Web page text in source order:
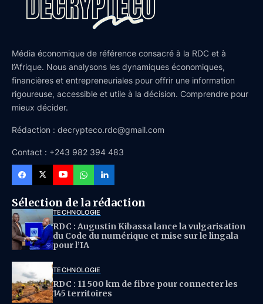
Média économique de référence consacré à la RDC et à
l’Afrique. Nous analysons les dynamiques économiques,
financières et entrepreneuriales pour offrir une information
rigoureuse, accessible et utile à la décision. Comprendre pour
mieux décider.
Rédaction : decrypteco.rdc@gmail.com
Contact : +243 982 394 483
Sélection de la rédaction
TECHNOLOGIE
RDC : Augustin Kibassa lance la vulgarisation
du Code du numérique et mise sur le lingala
pour l’IA
TECHNOLOGIE
RDC : 11 500 km de fibre pour connecter les
145 territoires